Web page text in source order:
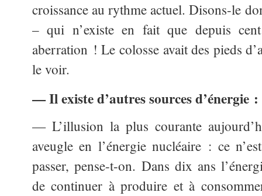
croissance au rythme actuel. Disons-le
– qui n’existe en fait que depuis
aberration ! Le colosse avait des pieds
le voir.
— Il existe d’autres sources d’énergie
— L’illusion la plus courante
aveugle en l’énergie nucléaire : ce
passer, pense-t-on. Dans dix ans
de continuer à produire et à